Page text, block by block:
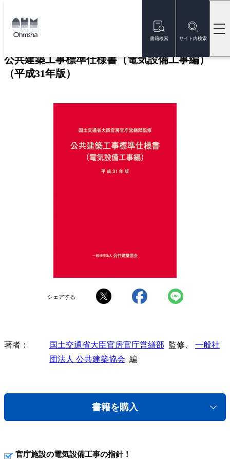
書籍検索 サイト内検索
トップ
公共建築工事標準仕様書（電気設備工事編）
（平成31年版）
シェアする
著者 国土交通省大臣官房官庁営繕部 監修、 一般社
団法人 公共建築協会 編
書籍を購入
官庁施設の電気設備工事の指針！